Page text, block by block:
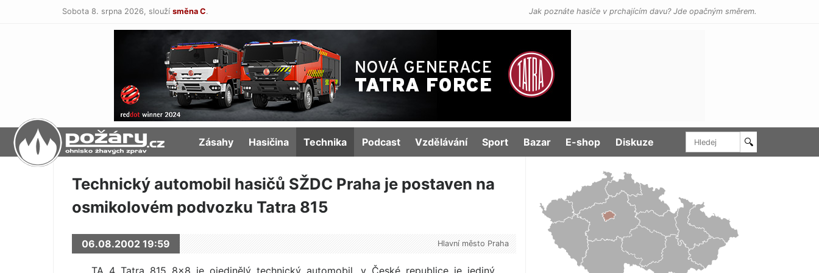
Sobota 8. srpna 2026, slouží směna C. Jak poznáte hasiče v prchajícím davu? Jde opačným směrem.
POŽÁRY.cz Zásahy Hasičina Technika Podcast Vzdělávání Sport Bazar E-shop Diskuze 🔍
Technický automobil hasičů SŽDC Praha je postaven na
osmikolovém podvozku Tatra 815
06.08.2002 19:59 Hlavní město Praha